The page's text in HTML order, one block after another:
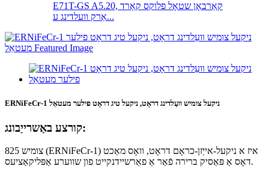
E71T-GS A5.20, קאַרבאָן שטאָל פלוקס קאָרד
אַרק וועלדינג ע...
ERNiFeCr-1 ניקעל צומיש וועַלדינג דראָט, ניקעל טיג דראָט פילער מעטאַל
קורצע באַשרייַבונג:
צומיש 825 (ERNiFeCr-1) איז א ניקעל-אייַזן-כראָם דראָט, וואָס מאַכט
דאָס אַ פּאַסיק ברירה פֿאַר אַ פאַרשיידנקייט פון שווערע אַפּליקאַציעס.